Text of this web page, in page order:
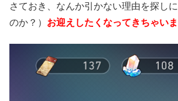
さておき、なんか引かない理由を探し
のか？） お迎えしたくなってきちゃい